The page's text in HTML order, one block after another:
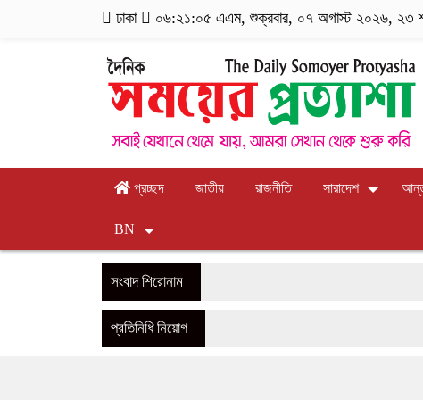
ঢাকা ০৬:২১:০৬ এএম, শুক্রবার, ০৭ অগাস্ট ২০২৬, ২৩
প্রচ্ছদ জাতীয় রাজনীতি সারাদেশ
BN
সংবাদ শিরোনাম
প্রতিনিধি নিয়োগ